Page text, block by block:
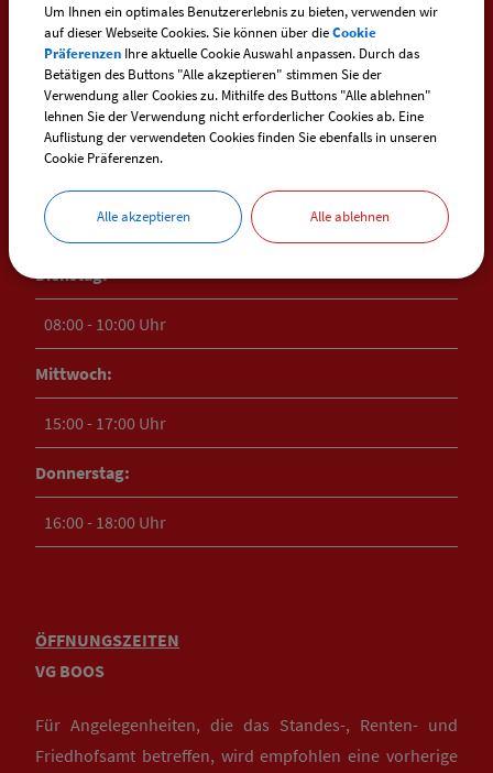
ÖFFNUNGSZEITEN
RATHAUS HEIMERTINGEN
08:00 - 10:00 Uhr
Dienstag:
08:00 - 10:00 Uhr
Mittwoch:
15:00 - 17:00 Uhr
Donnerstag:
16:00 - 18:00 Uhr
ÖFFNUNGSZEITEN
VG BOOS
Für Angelegenheiten, die das Standes-, Renten- und
Friedhofsamt betreffen, wird empfohlen eine vorherige
Um Ihnen ein optimales Benutzererlebnis zu bieten, verwenden wir
auf dieser Webseite Cookies. Sie können über dieCookie
Präferenzen Ihre aktuelle Cookie Auswahl anpassen. Durch das
Betätigen des Buttons "Alle akzeptieren" stimmen Sie der
Verwendung aller Cookies zu. Mithilfe des Buttons "Alle ablehnen"
lehnen Sie der Verwendung nicht erforderlicher Cookies ab. Eine
Auflistung der verwendeten Cookies finden Sie ebenfalls in unseren
Cookie Präferenzen.
Alle akzeptieren Alle ablehnen